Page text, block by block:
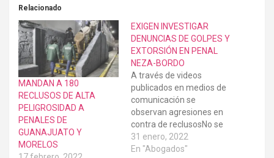
Relacionado
MANDAN A 180
RECLUSOS DE ALTA
PELIGROSIDAD A
PENALES DE
GUANAJUATO Y
MORELOS
EXIGEN INVESTIGAR
DENUNCIAS DE GOLPES Y
EXTORSIÓN EN PENAL
NEZA-BORDO
A través de videos
publicados en medios de
comunicación se
observan agresiones en
contra de reclusosNo se
puede permitir la creación
de autogobiernos al
31 enero, 2022
En "Abogados"